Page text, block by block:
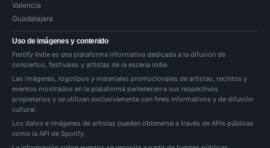
Valencia
Guadalajara
Uso de imágenes y contenido
Festify Indie es una plataforma informativa dedicada a la difusión de
conciertos, festivales y artistas de la escena indie.
Las imágenes, logotipos y materiales promocionales de artistas, recintos y
eventos mostrados en la plataforma pertenecen a sus respectivos
propietarios y se utilizan exclusivamente con fines informativos y de difusión
cultural.
Los datos e imágenes de artistas pueden obtenerse a través de APIs públicas
como la API de Spotify.